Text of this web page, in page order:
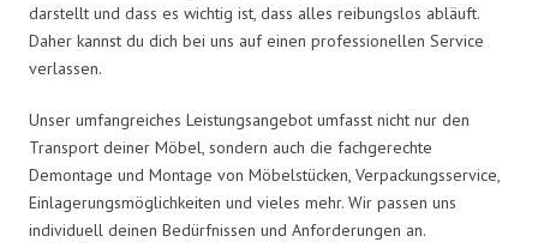
darstellt und dass es wichtig ist, dass alles reibungslos abläuft.
Daher kannst du dich bei uns auf einen professionellen Service
verlassen.
Unser umfangreiches Leistungsangebot umfasst nicht nur den
Transport deiner Möbel, sondern auch die fachgerechte
Demontage und Montage von Möbelstücken, Verpackungsservice,
Einlagerungsmöglichkeiten und vieles mehr. Wir passen uns
individuell deinen Bedürfnissen und Anforderungen an.